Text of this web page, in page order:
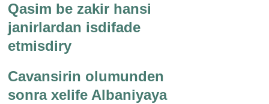
Qasim be zakir hansi
janirlardan isdifade
etmisdiry
Cavansirin olumunden
sonra xelife Albaniyaya